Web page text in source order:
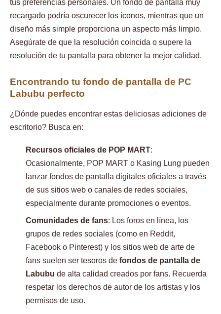
tus preferencias personales. Un fondo de pantalla muy
recargado podría oscurecer los íconos, mientras que un
diseño más simple proporciona un aspecto más limpio.
Asegúrate de que la resolución coincida o supere la
resolución de tu pantalla para obtener la mejor calidad.
Encontrando tu fondo de pantalla de PC
Labubu perfecto
¿Dónde puedes encontrar estas deliciosas adiciones de
escritorio? Busca en:
Recursos oficiales de POP MART:
Ocasionalmente, POP MART o Kasing Lung pueden
lanzar fondos de pantalla digitales oficiales a través
de sus sitios web o canales de redes sociales,
especialmente durante promociones o eventos.
Comunidades de fans: Los foros en línea, los
grupos de redes sociales (como en Reddit,
Facebook o Pinterest) y los sitios web de arte de
fans suelen ser tesoros de fondos de pantalla de
Labubu de alta calidad creados por fans. Recuerda
respetar los derechos de autor de los artistas y los
permisos de uso.